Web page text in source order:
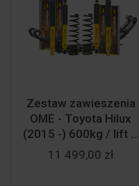
Zestaw zawieszenia
OME - Toyota Hilux
(2015 -) 600kg / lift ...
11 499,00 zł